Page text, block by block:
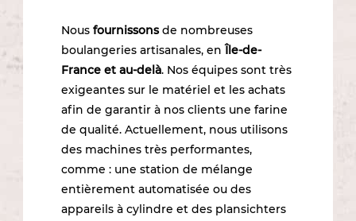
Nous fournissonsde nombreuses
boulangeries artisanales, en Île-de-
France et au-delà. Nos équipes sont très
exigeantes sur le matériel et les achats
afin de garantir à nos clients une farine
de qualité. Actuellement, nous utilisons
des machines très performantes,
comme : une station de mélange
entièrement automatisée ou des
appareils à cylindre et des plansichters